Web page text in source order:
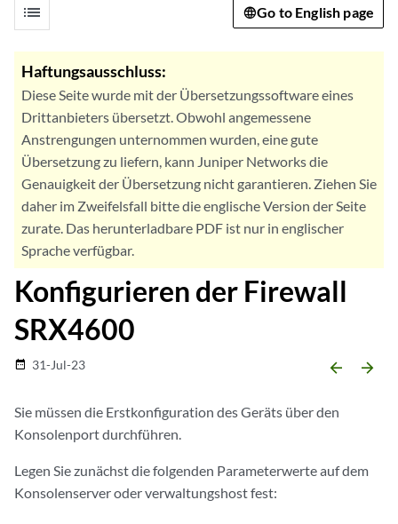
list Go to English page
Haftungsausschluss:
Diese Seite wurde mit der Übersetzungssoftware eines
Drittanbieters übersetzt. Obwohl angemessene
Anstrengungen unternommen wurden, eine gute
Übersetzung zu liefern, kann Juniper Networks die
Genauigkeit der Übersetzung nicht garantieren. Ziehen Sie
daher im Zweifelsfall bitte die englische Version der Seite
zurate. Das herunterladbare PDF ist nur in englischer
Sprache verfügbar.
Konfigurieren der Firewall
SRX4600
date_range 31-Jul-23 arrow_backward arrow_forward
Sie müssen die Erstkonfiguration des Geräts über den
Konsolenport durchführen.
Legen Sie zunächst die folgenden Parameterwerte auf dem
Konsolenserver oder verwaltungshost fest: